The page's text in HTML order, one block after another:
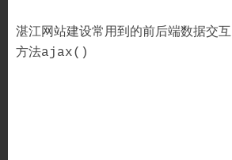
湛江网站建设常用到的前后端数据交互
方法ajax()